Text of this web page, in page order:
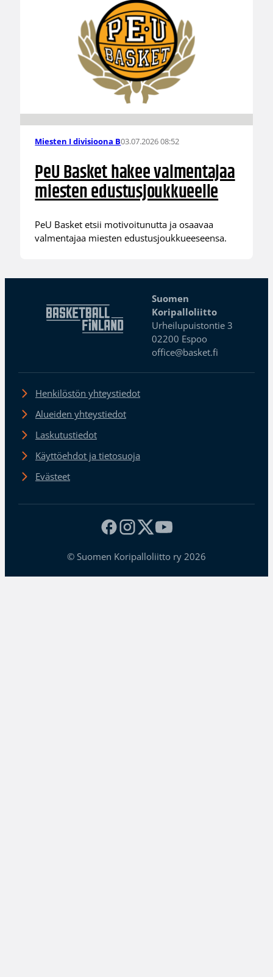
Miesten I divisioona B03.07.2026 08:52
PeU Basket hakee valmentajaa
miesten edustusjoukkueelle
PeU Basket etsii motivoitunutta ja osaavaa
valmentajaa miesten edustusjoukkueeseensa.
Suomen
Koripalloliitto
Urheilupuistontie 3
02200 Espoo
office@basket.fi
Henkilöstön yhteystiedot
Alueiden yhteystiedot
Laskutustiedot
Käyttöehdot ja tietosuoja
Evästeet
© Suomen Koripalloliitto ry 2026